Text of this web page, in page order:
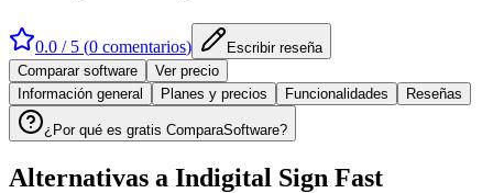
0.0 / 5 (0 comentarios)
Escribir reseña
Comparar software
Ver precio
Información general
Planes y precios Funcionalidades Reseñas
¿Por qué es gratis ComparaSoftware?
Alternativas a Indigital Sign Fast